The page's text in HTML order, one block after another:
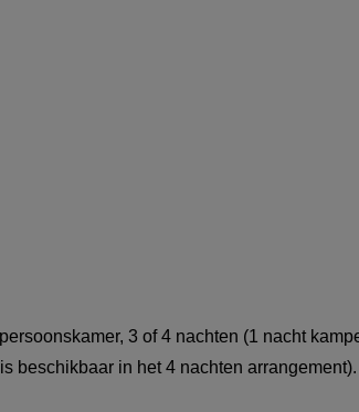
3 of 4 nachten (1 nacht
beschikbaar in het 4 nachten arrangement).